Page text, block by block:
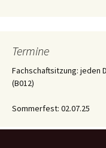
Termine
Fachschaftsitzung: jeden
(B012)
Sommerfest: 02.07.25